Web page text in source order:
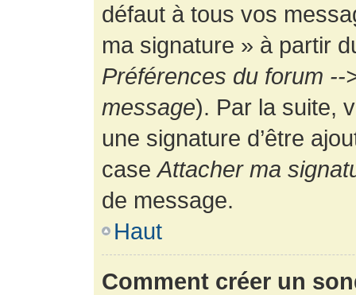
défaut à tous vos
ma signature » à partir
Préférences du forum
message). Par la suite,
une signature d’être
caseAttacher ma
de message.
Haut
Comment créer un